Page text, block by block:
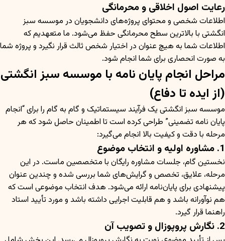
رعایت اصول اخلاقی و محرمانگی
اطلاعات شخصی و محتوای پروژه‌های دانشجویان در موسسه سبز
انگشتی با بالاترین سطح محرمانگی حفظ می‌شود. ما متعهدیم که
اطلاعات شما به هیچ عنوان در اختیار شخص ثالث قرار نگیرد و پروژه شما
به صورت انحصاری برای شما انجام شود.
مراحل انجام پایان نامه با موسسه سبز انگشتی
(از ایده تا دفاع)
موسسه سبز انگشتی یک فرآیند سیستماتیک و گام به گام را برای “انجام
پایان نامه تضمینی” طراحی کرده است تا اطمینان حاصل شود که هر
مرحله با دقت و کیفیت بالا انجام می‌گیرد:
1. مشاوره اولیه و انتخاب موضوع
نخستین گام، جلسات مشاوره رایگان با متخصصین ماست. در این
مرحله، علایق، تخصص و گرایش‌های شما بررسی شده و چندین عنوان
پیشنهادی برای پایان‌نامه ارائه می‌شود. هدف انتخاب موضوعی است که
هم نوآورانه باشد و هم قابلیت اجرایی داشته باشد و مورد تأیید استاد
راهنما قرار گیرد.
2. نگارش پروپوزال و تصویب آن